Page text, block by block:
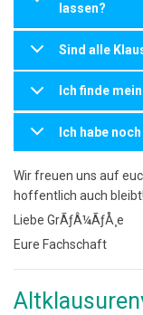
lassen?
Sind alle
Ich finde
Ich habe
Wir freuen uns auf
hoffentlich auch bleibt!
Liebe GrÃƒÂ¼ÃƒÅ¸e
Eure Fachschaft